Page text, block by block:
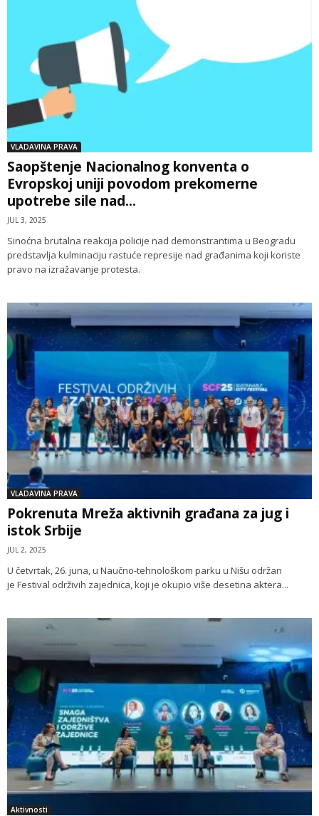
VLADAVINA PRAVA
Saopštenje Nacionalnog konventa o
Evropskoj uniji povodom prekomerne
upotrebe sile nad...
JUL 3, 2025
Sinoćna brutalna reakcija policije nad demonstrantima u Beogradu
predstavlja kulminaciju rastuće represije nad građanima koji koriste
pravo na izražavanje protesta.
VLADAVINA PRAVA
Pokrenuta Mreža aktivnih građana za jug i
istok Srbije
JUL 2, 2025
U četvrtak, 26. juna, u Naučno-tehnološkom parku u Nišu održan
je Festival održivih zajednica, koji je okupio više desetina aktera...
Aktivnosti